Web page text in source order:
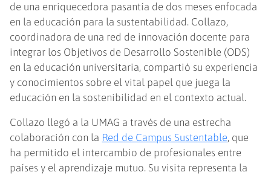
de una enriquecedora pasantía de dos meses enfocada
en la educación para la sustentabilidad. Collazo,
coordinadora de una red de innovación docente para
integrar los Objetivos de Desarrollo Sostenible (ODS)
en la educación universitaria, compartió su experiencia
y conocimientos sobre el vital papel que juega la
educación en la sostenibilidad en el contexto actual.
Collazo llegó a la UMAG a través de una estrecha
colaboración con la Red de Campus Sustentable, que
ha permitido el intercambio de profesionales entre
países y el aprendizaje mutuo. Su visita representa la